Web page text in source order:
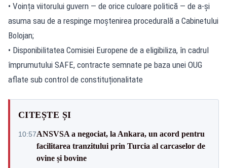
• Voința viitorului guvern — de orice culoare politică — de a-și
asuma sau de a respinge moștenirea procedurală a Cabinetului
Bolojan;
• Disponibilitatea Comisiei Europene de a eligibiliza, în cadrul
împrumutului SAFE, contracte semnate pe baza unei OUG
aflate sub control de constituționalitate
CITEȘTE ȘI
10:57ANSVSA a negociat, la Ankara, un acord pentru
facilitarea tranzitului prin Turcia al carcaselor de
ovine și bovine